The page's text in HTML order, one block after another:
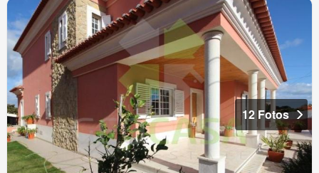
12 Fotos